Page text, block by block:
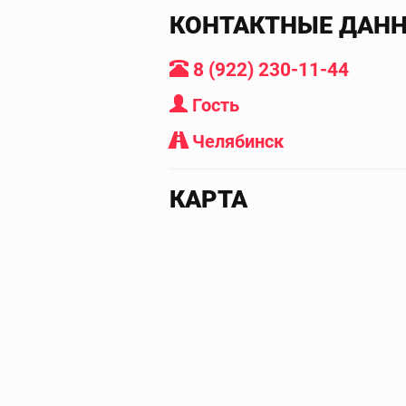
КОНТАКТНЫЕ
8 (922) 230-11-44
Гость
Челябинск
КАРТА